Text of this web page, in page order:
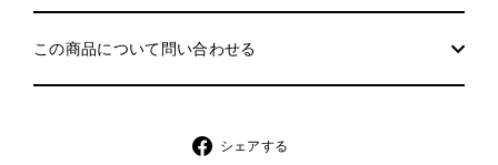
この商品について問い合わせる
シェアする